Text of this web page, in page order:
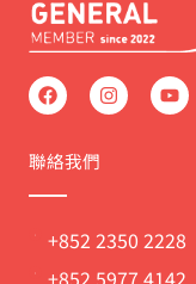
F
a
c
b
o
I
n
s
m
Y
o
u
聯絡我們
+852 2350 2228
+852 5977 4142